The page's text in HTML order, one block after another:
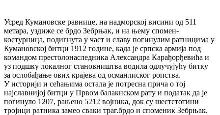
Усред Кумановске равнице, на надморској висини од 511
метара, уздиже се брдо Зебрњак, и на њему спомен-
костурница, подигнута у част и славу погинулим ратницима у
Кумановској битци 1912 године, када је српска армија под
командом престолонаследника Александра Карађорђевића и
уз подшку локалног становништва водила одлучујућу битку
за ослобађање ових крајева од османлиског ропства.
У историји и сећањима остала је потресна прича о тој
најславнијој битци у Првом балакнском рату и податак да је
погинуло 1207, рањено 5212 војника, док су шестстотини
тројици ратника замео сваки траг.брдо и споменик Зебрњак.